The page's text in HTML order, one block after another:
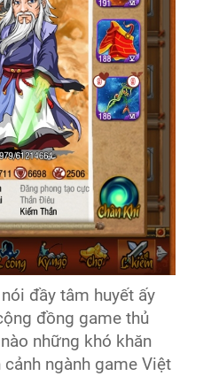
đầy tâm huyết ấy
đồng game thủ
những khó khăn
ngành game Việt